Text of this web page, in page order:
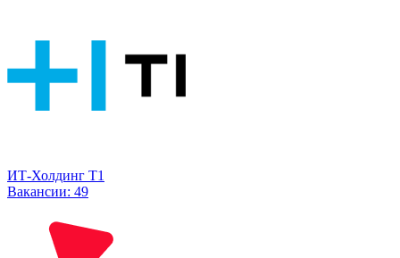
ИТ-Холдинг Т1
Вакансии: 49